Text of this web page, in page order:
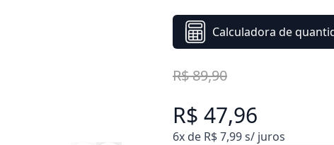
Calculadora de
R$ 89,90
R$ 47,96
6x de R$ 7,99 s/ juros